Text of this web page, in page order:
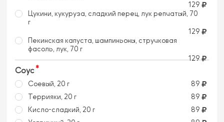
129
Цукини, кукуруза, сладкий перец, лук репчатый, 70
г
129
Пекинская капуста, шампиньоны, стручковая
фасоль, лук, 70 г
129
Соус
Соевый, 20 г
89
Террияки, 20 г
89
Кисло-сладкий, 20 г
89